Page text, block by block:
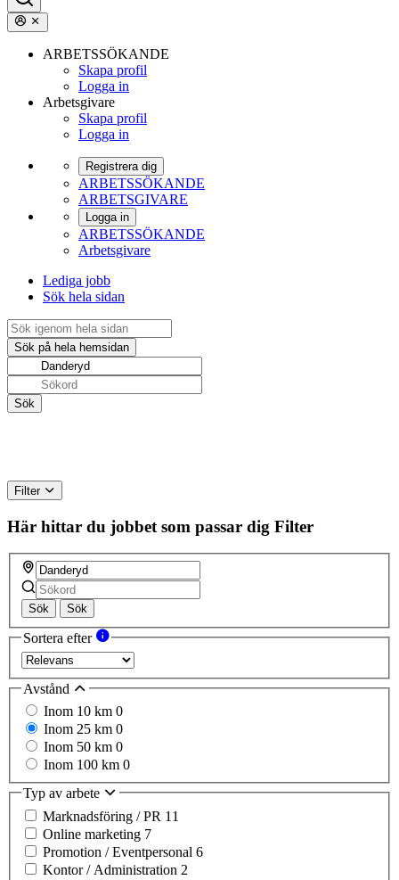
ARBETSSÖKANDE
Skapa profil
Logga in
Arbetsgivare
Skapa profil
Logga in
Registrera dig
ARBETSSÖKANDE
ARBETSGIVARE
Logga in
ARBETSSÖKANDE
Arbetsgivare
Lediga jobb
Sök hela sidan
Filter
Här hittar du jobbet som passar dig Filter
Sök Sök
Sortera efter
Avstånd
Inom 10 km 0
Inom 25 km 0
Inom 50 km 0
Inom 100 km 0
Typ av arbete
Marknadsföring / PR 11
Online marketing 7
Promotion / Eventpersonal 6
Kontor / Administration 2